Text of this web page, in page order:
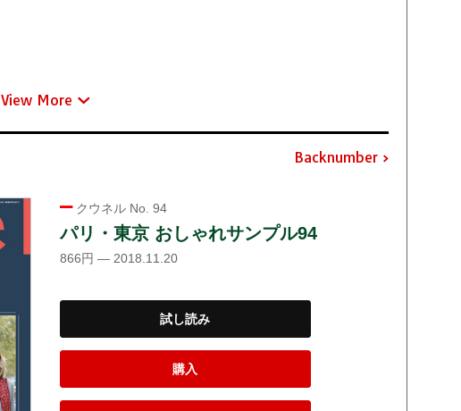
View More
Backnumber
クウネル No. 94
パリ・東京 おしゃれサンプル94
866円 — 2018.11.20
試し読み
購入